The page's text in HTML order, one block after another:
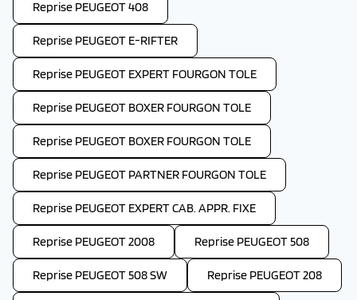
Reprise PEUGEOT 408
Reprise PEUGEOT E-RIFTER
Reprise PEUGEOT EXPERT FOURGON TOLE
Reprise PEUGEOT BOXER FOURGON TOLE
Reprise PEUGEOT BOXER FOURGON TOLE
Reprise PEUGEOT PARTNER FOURGON TOLE
Reprise PEUGEOT EXPERT CAB. APPR. FIXE
Reprise PEUGEOT 2008 Reprise PEUGEOT 508
Reprise PEUGEOT 508 SW Reprise PEUGEOT 208